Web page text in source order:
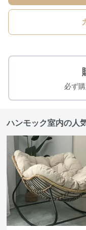
必ず
ハンモック室内の人